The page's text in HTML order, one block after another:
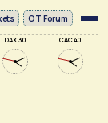
DAX 30 CAC 40
OT Forum